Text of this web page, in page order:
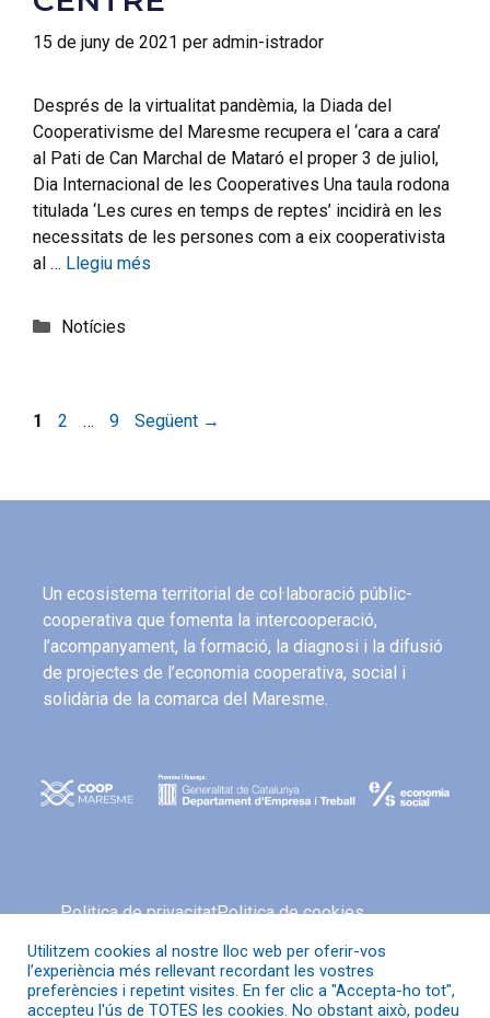
15 de juny de 2021 per admin-istrador
Després de la virtualitat pandèmia, la Diada del
Cooperativisme del Maresme recupera el ‘cara a cara’
al Pati de Can Marchal de Mataró el proper 3 de juliol,
Dia Internacional de les Cooperatives Una taula rodona
titulada ‘Les cures en temps de reptes’ incidirà en les
necessitats de les persones com a eix cooperativista
al … Llegiu més
Notícies
1 2 … 9 Següent →
Un ecosistema territorial de col·laboració públic-
cooperativa que fomenta la intercooperació,
l’acompanyament, la formació, la diagnosi i la difusió
de projectes de l’economia cooperativa, social i
solidària de la comarca del Maresme.
Politica de privacitatPolitica de cookies
Utilitzem cookies al nostre lloc web per oferir-vos
l’experiència més rellevant recordant les vostres
preferències i repetint visites. En fer clic a "Accepta-ho tot",
accepteu l'ús de TOTES les cookies. No obstant això, podeu